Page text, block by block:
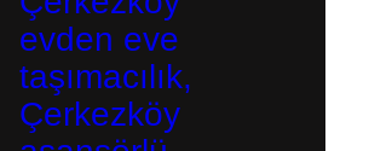
evden eve
taşımacılık,
Çerkezköy